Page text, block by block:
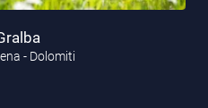
- Dolomiti